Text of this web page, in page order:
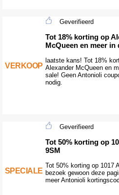
VERKOOP
Geverifieerd
Tot 18% korting op
McQueen en meer in
laatste kans! Tot 18%
Alexander McQueen en
sale! Geen Antonioli
nodig.
SPECIALE
Geverifieerd
Tot 50% korting op
9SM
Tot 50% korting op 1017
bezoek gewoon deze
meer Antonioli